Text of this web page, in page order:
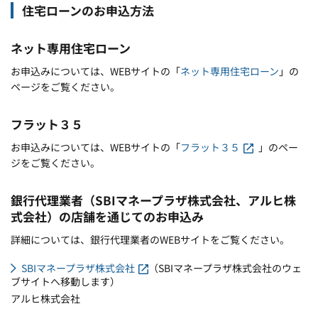
住宅ローンのお申込方法
ネット専用住宅ローン
お申込みについては、WEBサイトの「ネット専用住宅ローン 」の
ページをご覧ください。
フラット３５
お申込みについては、WEBサイトの「フラット３５
」のペー
ジをご覧ください。
銀行代理業者（SBIマネープラザ株式会社、アルヒ株
式会社）の店舗を通じてのお申込み
詳細については、銀行代理業者のWEBサイトをご覧ください。
SBIマネープラザ株式会社
（SBIマネープラザ株式会社のウェ
ブサイトへ移動します）
アルヒ株式会社